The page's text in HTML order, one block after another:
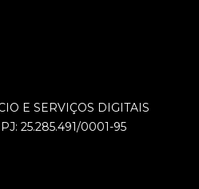
E SERVIÇOS DIGITAIS
25.285.491/0001-95